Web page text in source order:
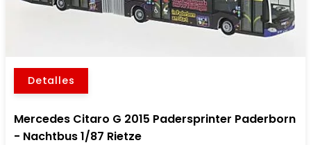
Detalles
Mercedes Citaro G 2015 Padersprinter Paderborn
- Nachtbus 1/87 Rietze